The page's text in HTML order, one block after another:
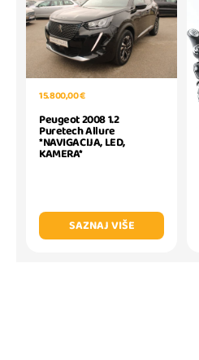
15.800,00 €
Peugeot 2008 1.2
Puretech Allure
*NAVIGACIJA, LED,
KAMERA*
SAZNAJ VIŠE